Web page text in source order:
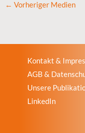
← Vorheriger Medien
Kontakt &
AGB &
Unsere
LinkedIn